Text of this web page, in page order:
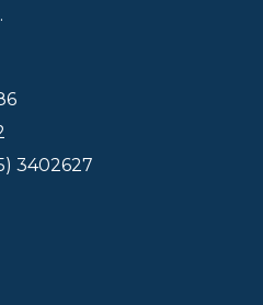
3402627